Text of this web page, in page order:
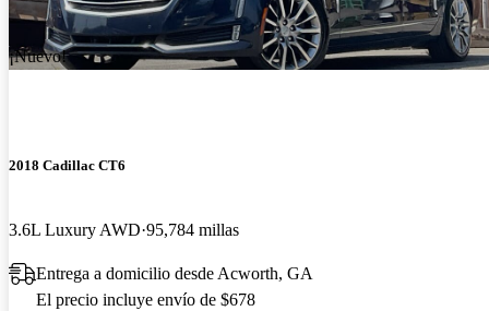
¡Nuevo!
2018 Cadillac CT6
3.6L Luxury AWD 95,784 millas
Entrega a domicilio desde Acworth, GA
El precio incluye envío de $678